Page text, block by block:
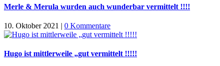
Merle & Merula wurden auch wunderbar vermittelt !!!!
10. Oktober 2021 | 0 Kommentare
Hugo ist mittlerweile „gut vermittelt !!!!!